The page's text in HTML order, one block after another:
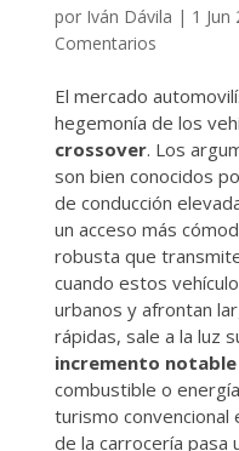
por Iván Dávila | 1 Jun
Comentarios
El mercado
hegemonía de los
crossover. Los
son bien conocidos
de conducción
un acceso más
robusta que
cuando estos
urbanos y afrontan
rápidas, sale a la luz
incremento notable
combustible o
turismo convencional
de la carrocería pasa